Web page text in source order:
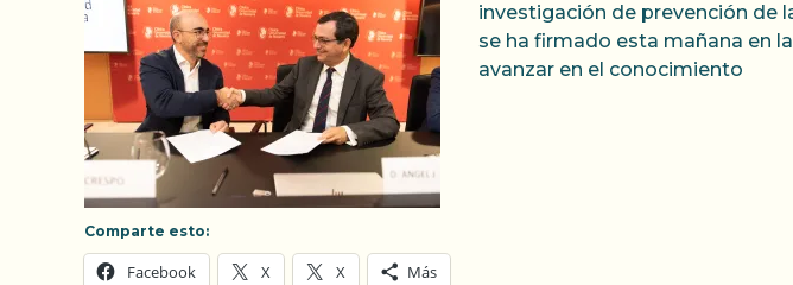
investigación de prevención
se ha firmado esta mañana en
avanzar en el conocimiento
Comparte esto:
Facebook X X Más